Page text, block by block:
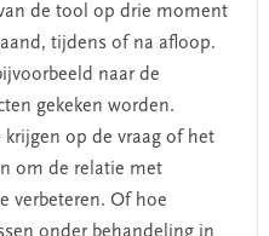
de tool op drie moment
tijdens of na afloop.
naar de
gekeken worden.
op de vraag of het
om de relatie met
verbeteren. Of hoe
onder behandeling in